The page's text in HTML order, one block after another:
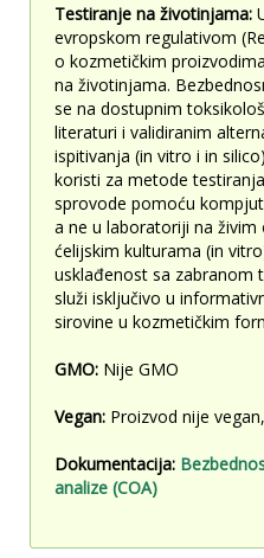
Testiranje na životinjama:
evropskom regulativom
o kozmetičkim
na životinjama.
se na dostupnim
literaturi i validiranim
ispitivanja (in vitro i in
koristi za metode
sprovode pomoću
a ne u laboratoriji na živim
ćelijskim kulturama (in
usklađenost sa zabranom
služi isključivo u
sirovine u kozmetičkim
GMO: Nije GMO
Vegan: Proizvod nije
Dokumentacija:
analize (COA)